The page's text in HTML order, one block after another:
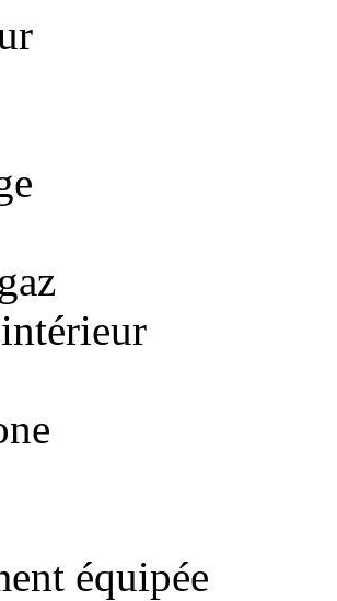
équipée